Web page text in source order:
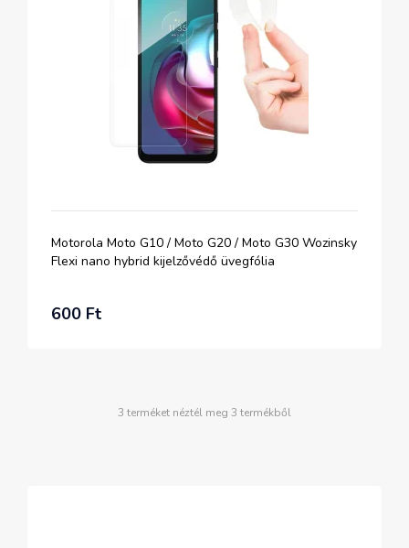
Motorola Moto G10 / Moto G20 / Moto G30 Wozinsky
Flexi nano hybrid kijelzővédő üvegfólia
600 Ft
3 terméket néztél meg 3 termékből